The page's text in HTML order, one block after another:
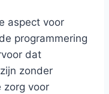
aspect voor
programmering
dat
zonder
zorg voor